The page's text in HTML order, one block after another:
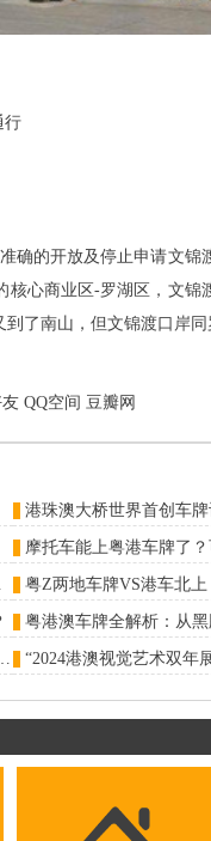
行
的开放及停止申请文锦
心商业区-罗湖区，文锦
了南山，但文锦渡口岸
友 QQ空间 豆瓣网
摩托车能上粤港车牌了
的关键
人申请粤港车牌最新门槛全解析